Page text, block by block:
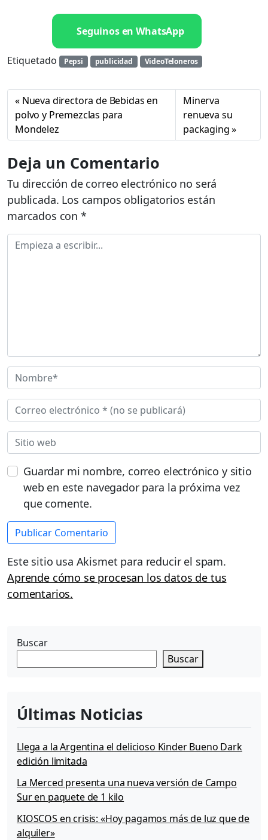
Seguinos en WhatsApp
Etiquetado Pepsi publicidad VideoTeloneros
Nueva directora de Bebidas en
polvo y Premezclas para
Mondelez
Minerva
renueva su
packaging
Deja un Comentario
Tu dirección de correo electrónico no será
publicada. Los campos obligatorios están
marcados con *
Guardar mi nombre, correo electrónico y sitio
web en este navegador para la próxima vez
que comente.
Este sitio usa Akismet para reducir el spam.
Aprende cómo se procesan los datos de tus
comentarios.
Buscar
Buscar
Últimas Noticias
Llega a la Argentina el delicioso Kinder Bueno Dark
edición limitada
La Merced presenta una nueva versión de Campo
Sur en paquete de 1 kilo
KIOSCOS en crisis: «Hoy pagamos más de luz que de
alquiler»